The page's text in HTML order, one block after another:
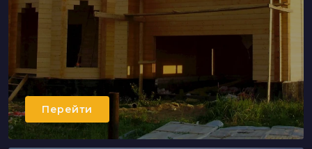
Перейти